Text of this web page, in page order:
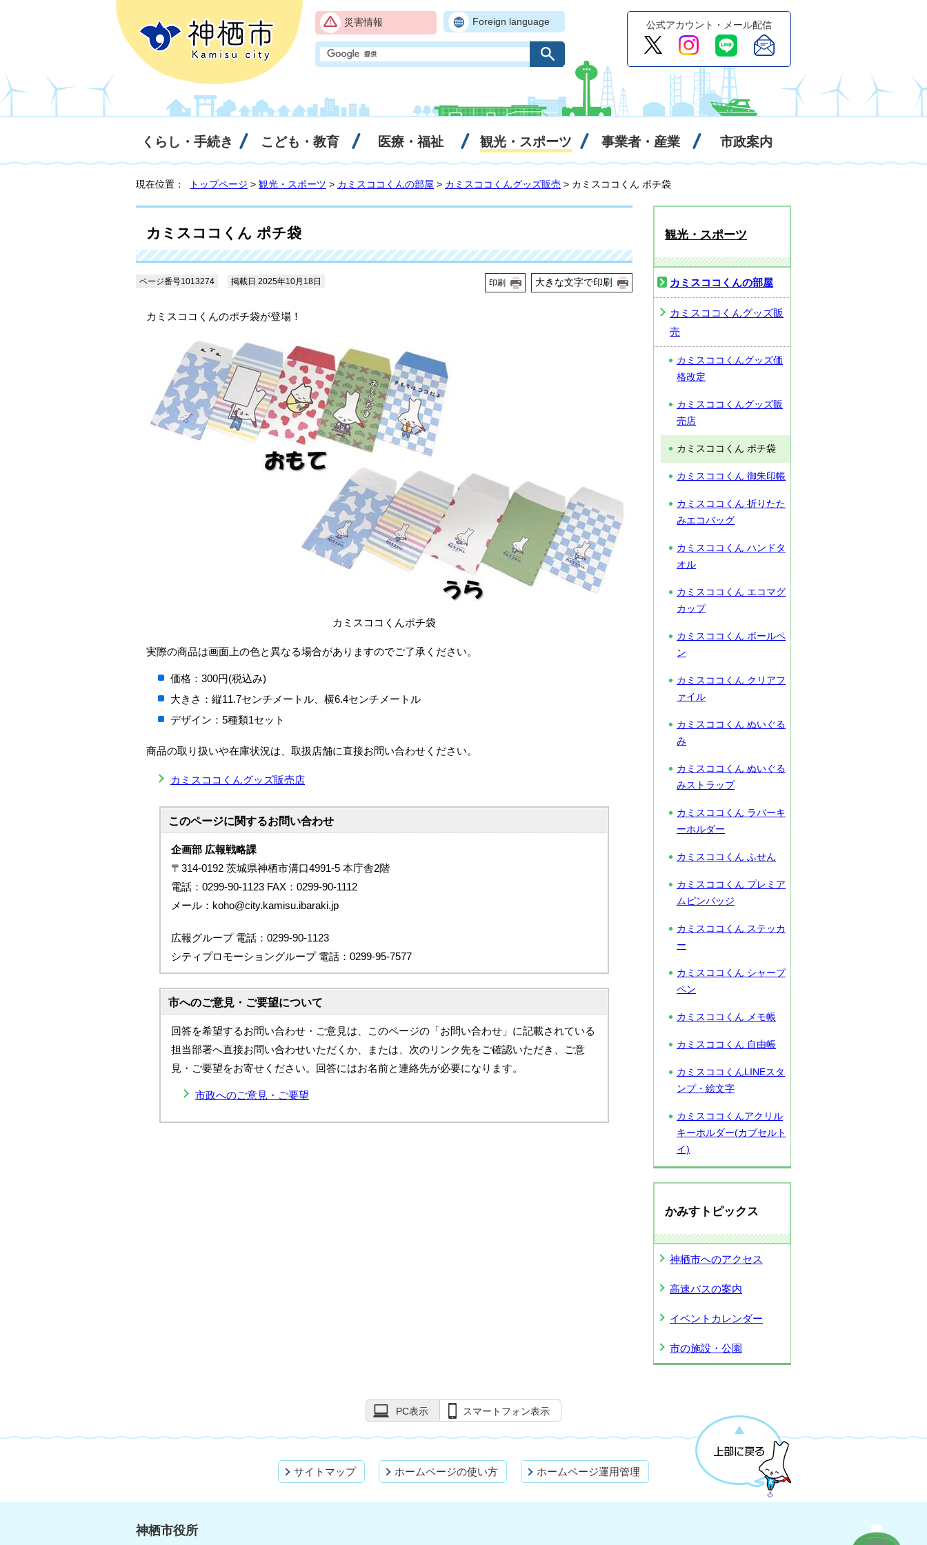
災害情報 Foreign language 公式アカウント・メール配信
くらし・手続き こども・教育 医療・福祉 観光・スポーツ 事業者・産業 市政案内
現在位置： トップページ > 観光・スポーツ > カミスココくんの部屋 > カミスココくんグッズ販売 > カミスココくん ポチ袋
カミスココくん ポチ袋
ページ番号1013274 掲載日 2025年10月18日 印刷 大きな文字で印刷
カミスココくんのポチ袋が登場！
カミスココくんポチ袋
実際の商品は画面上の色と異なる場合がありますのでご了承ください。
価格：300円(税込み)
大きさ：縦11.7センチメートル、横6.4センチメートル
デザイン：5種類1セット
商品の取り扱いや在庫状況は、取扱店舗に直接お問い合わせください。
カミスココくんグッズ販売店
このページに関するお問い合わせ
企画部 広報戦略課
〒314-0192 茨城県神栖市溝口4991-5 本庁舎2階
電話：0299-90-1123 FAX：0299-90-1112
メール：koho@city.kamisu.ibaraki.jp
広報グループ 電話：0299-90-1123
シティプロモーショングループ 電話：0299-95-7577
市へのご意見・ご要望について
回答を希望するお問い合わせ・ご意見は、このページの「お問い合わせ」に記載されている
担当部署へ直接お問い合わせいただくか、または、次のリンク先をご確認いただき、ご意
見・ご要望をお寄せください。回答にはお名前と連絡先が必要になります。
市政へのご意見・ご要望
観光・スポーツ
カミスココくんの部屋
カミスココくんグッズ販
売
カミスココくんグッズ価
格改定
カミスココくんグッズ販
売店
カミスココくん ポチ袋
カミスココくん 御朱印帳
カミスココくん 折りたた
みエコバッグ
カミスココくん ハンドタ
オル
カミスココくん エコマグ
カップ
カミスココくん ボールペ
ン
カミスココくん クリアフ
ァイル
カミスココくん ぬいぐる
み
カミスココくん ぬいぐる
みストラップ
カミスココくん ラバーキ
ーホルダー
カミスココくん ふせん
カミスココくん プレミア
ムピンバッジ
カミスココくん ステッカ
ー
カミスココくん シャープ
ペン
カミスココくん メモ帳
カミスココくん 自由帳
カミスココくんLINEスタ
ンプ・絵文字
カミスココくんアクリル
キーホルダー(カプセルト
イ)
かみすトピックス
神栖市へのアクセス
高速バスの案内
イベントカレンダー
市の施設・公園
PC表示 スマートフォン表示
サイトマップ ホームページの使い方 ホームページ運用管理
神栖市役所